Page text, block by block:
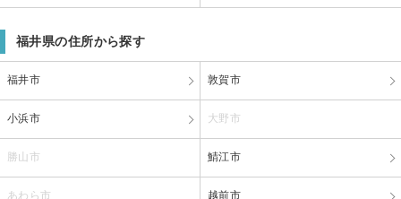
福井県の住所から探す
福井市 敦賀市
小浜市 大野市
勝山市 鯖江市
あわら市 越前市